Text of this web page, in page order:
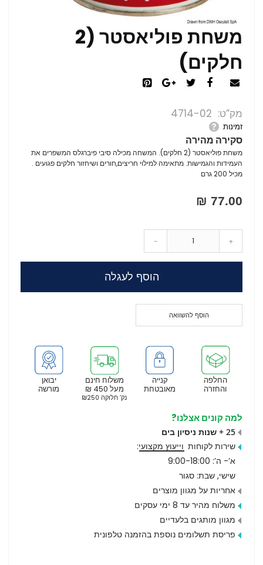
משחת פוליאסטר (2
חלקים)
מק”ט 4714-02
זמינות
סקירה מהירה
משחת פוליאסטר (2 חלקים). המשחה מכילה סיבי פיברגלס המשפרים את
העמידות והגמישות. מתאימה למילוי חריצים,חורים ושיחזור חלקים פגועים .
מכיל 200 גרם
77.00 ₪
- +
הוסף לעגלה
הוסף להשוואה
יבואן
מורשה
משלוח חינם
מעל 450 ₪
נק’ חלוקה ₪250
קנייה
מאובטחת
החלפה
והחזרה
למה קונים אצלנו?
25 + שנות ניסיון בים
שירות לקוחות וייעוץ מקצועי:
א’- ה’: 9:00-18:00
שישי, שבת: סגור
אחריות על מגוון מוצרים
משלוח מהיר עד 8 ימי עסקים
מגוון מותגים בלעדיים
פריסת תשלומים נוספת בהזמנה טלפונית